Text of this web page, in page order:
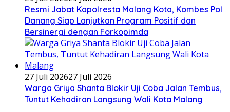
Resmi Jabat Kapolresta Malang Kota, Kombes Pol
Danang Siap Lanjutkan Program Positif dan
Bersinergi dengan Forkopimda
27 Juli 202627 Juli 2026
Warga Griya Shanta Blokir Uji Coba Jalan Tembus,
Tuntut Kehadiran Langsung Wali Kota Malang